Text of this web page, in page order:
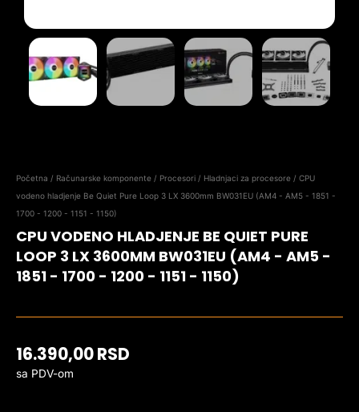
Početna / Računarske komponente / Procesori / Hladnjaci za procesore / CPU
vodeno hladjenje Be Quiet Pure Loop 3 LX 3600mm BW031EU (AM4 - AM5 - 1851 -
1700 - 1200 - 1151 - 1150)
CPU VODENO HLADJENJE BE QUIET PURE
LOOP 3 LX 3600MM BW031EU (AM4 - AM5 -
1851 - 1700 - 1200 - 1151 - 1150)
16.390,00RSD
sa PDV-om